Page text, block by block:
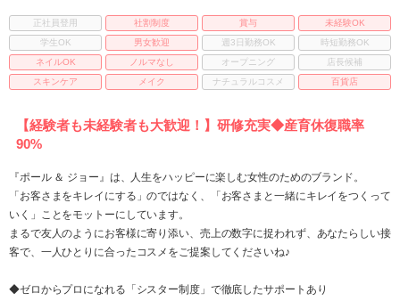
正社員登用 社割制度 賞与
未経験OK
学生OK
男女歓迎 週3日勤務OK
時短勤務OK
ネイルOK
ノルマなし オープニング
店長候補
スキンケア
メイク ナチュラルコスメ 百貨店
【経験者も未経験者も大歓迎！】研修充実◆産育休復職率
90%
『ポール ＆ ジョー』は、人生をハッピーに楽しむ女性のためのブランド。
「お客さまをキレイにする」のではなく、「お客さまと一緒にキレイをつくって
いく」ことをモットーにしています。
まるで友人のようにお客様に寄り添い、売上の数字に捉われず、あなたらしい接
客で、一人ひとりに合ったコスメをご提案してくださいね♪
◆ゼロからプロになれる「シスター制度」で徹底したサポートあり